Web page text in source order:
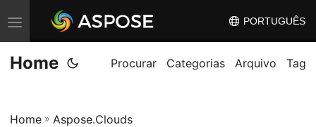
A
l
t
n
PORTUGUÊS
Home Procurar Categorias Arquivo Tag
Home » Aspose.Clouds